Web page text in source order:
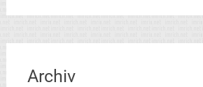
Archiv